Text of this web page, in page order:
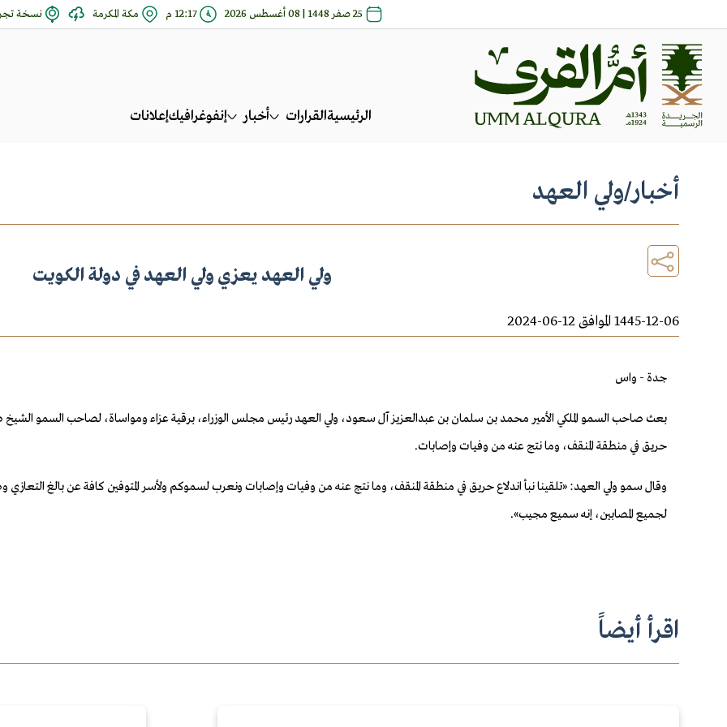
25 صفر 1448 | 08 أغسطس 2026 12:17 م مكة المكرمة نسخة
الرئيسيةالقرارات أخبار إنفوغرافيكإعلانات
أخبار/ولي العهد
ولي العهد يعزي ولي العهد في دولة الكويت
1445-12-06 الموافق 12-06-2024
جدة - واس
بعث صاحب السمو الملكي الأمير محمد بن سلمان بن عبدالعزيز آل سعود، ولي العهد رئيس مجلس الوزراء، برقية عزاء ومواساة، لصاحب السمو الشيخ
حريق في منطقة المنقف، وما نتج عنه من وفيات وإصابات.
وقال سمو ولي العهد: «تلقينا نبأ اندلاع حريق في منطقة المنقف، وما نتج عنه من وفيات وإصابات ونعرب لسموكم ولأسر المتوفين كافة عن بالغ التعازي
لجميع المصابين، إنه سميع مجيب».
اقرأ أيضاً